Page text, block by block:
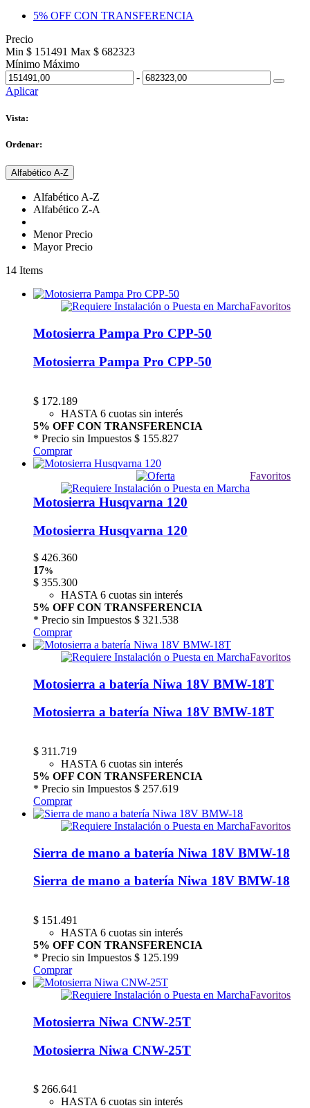
5% OFF CON TRANSFERENCIA
Precio
Min $ 151491 Max $ 682323
Mínimo Máximo
-
Aplicar
Vista:
Ordenar:
Alfabético A-Z
Alfabético A-Z
Alfabético Z-A
Menor Precio
Mayor Precio
14 Items
Favoritos
Motosierra Pampa Pro CPP-50
Motosierra Pampa Pro CPP-50
$ 172.189
HASTA 6 cuotas sin interés
5% OFF CON TRANSFERENCIA
* Precio sin Impuestos $ 155.827
Comprar
Favoritos
Motosierra Husqvarna 120
Motosierra Husqvarna 120
$ 426.360
17%
$ 355.300
HASTA 6 cuotas sin interés
5% OFF CON TRANSFERENCIA
* Precio sin Impuestos $ 321.538
Comprar
Favoritos
Motosierra a batería Niwa 18V BMW-18T
Motosierra a batería Niwa 18V BMW-18T
$ 311.719
HASTA 6 cuotas sin interés
5% OFF CON TRANSFERENCIA
* Precio sin Impuestos $ 257.619
Comprar
Favoritos
Sierra de mano a batería Niwa 18V BMW-18
Sierra de mano a batería Niwa 18V BMW-18
$ 151.491
HASTA 6 cuotas sin interés
5% OFF CON TRANSFERENCIA
* Precio sin Impuestos $ 125.199
Comprar
Favoritos
Motosierra Niwa CNW-25T
Motosierra Niwa CNW-25T
$ 266.641
HASTA 6 cuotas sin interés